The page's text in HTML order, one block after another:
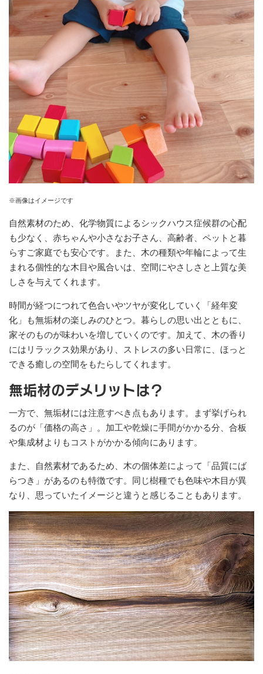
※画像はイメージです
自然素材のため、化学物質によるシックハウス症候群の心配
も少なく、赤ちゃんや小さなお子さん、高齢者、ペットと暮
らすご家庭でも安心です。また、木の種類や年輪によって生
まれる個性的な木目や風合いは、空間にやさしさと上質な美
しさを与えてくれます。
時間が経つにつれて色合いやツヤが変化していく「経年変
化」も無垢材の楽しみのひとつ。暮らしの思い出とともに、
家そのものが味わいを増していくのです。加えて、木の香り
にはリラックス効果があり、ストレスの多い日常に、ほっと
できる癒しの空間をもたらしてくれます。
無垢材のデメリットは？
一方で、無垢材には注意すべき点もあります。まず挙げられ
るのが「価格の高さ」。加工や乾燥に手間がかかる分、合板
や集成材よりもコストがかかる傾向にあります。
また、自然素材であるため、木の個体差によって「品質にば
らつき」があるのも特徴です。同じ樹種でも色味や木目が異
なり、思っていたイメージと違うと感じることもあります。